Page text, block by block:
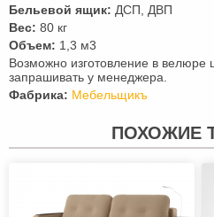
Бельевой ящик: ДСП, ДВП
Вес: 80 кг
Объем: 1,3 м3
Возможно изготовление в
запрашивать у менеджера.
Фабрика: Мебельщикъ
ПОХОЖИЕ